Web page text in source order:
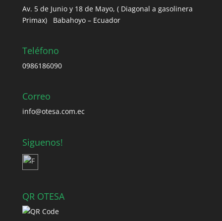
Av. 5 de Junio y 18 de Mayo, ( Diagonal a gasolinera
Primax) Babahoyo – Ecuador
Teléfono
0986186090
Correo
info@otesa.com.ec
Siguenos!
QR OTESA